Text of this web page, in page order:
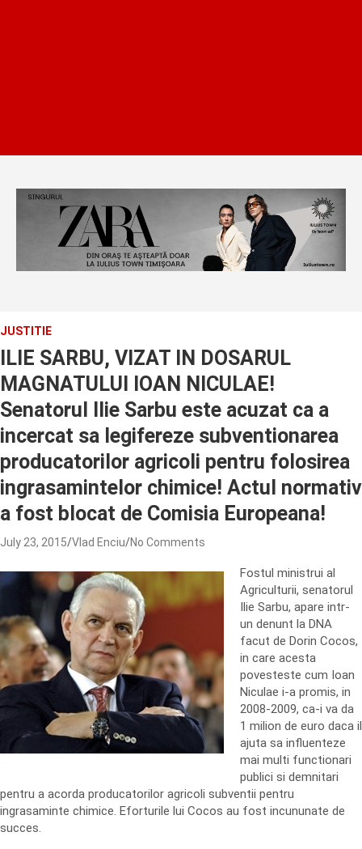
JUSTITIE
ILIE SARBU, VIZAT IN DOSARUL
MAGNATULUI IOAN NICULAE!
Senatorul Ilie Sarbu este acuzat ca a
incercat sa legifereze subventionarea
producatorilor agricoli pentru folosirea
ingrasamintelor chimice! Actul normativ
a fost blocat de Comisia Europeana!
July 23, 2015 Vlad Enciu No Comments
Fostul ministrui al
Agriculturii, senatorul
Ilie Sarbu, apare intr-
un denunt la DNA
facut de Dorin Cocos,
in care acesta
povesteste cum Ioan
Niculae i-a promis, in
2008-2009, ca-i va da
1 milion de euro daca il
ajuta sa influenteze
mai multi functionari
publici si demnitari
pentru a acorda producatorilor agricoli subventii pentru
ingrasaminte chimice. Eforturile lui Cocos au fost incununate de
succes.